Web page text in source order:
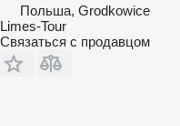
Польша, Grodkowice
Limes-Tour
Связаться с продавцом